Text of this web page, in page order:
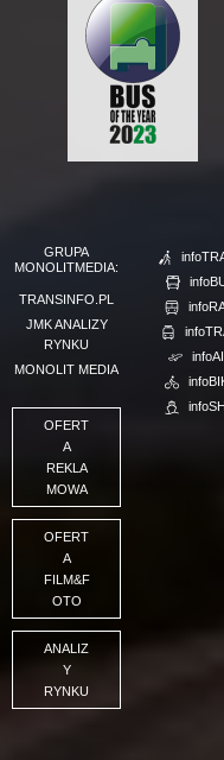
GRUPA
MONOLITMEDIA:
TRANSINFO.PL
JMK ANALIZY
RYNKU
MONOLIT MEDIA
OFERT
A
REKLA
MOWA
OFERT
A
FILM&F
OTO
ANALIZ
Y
RYNKU